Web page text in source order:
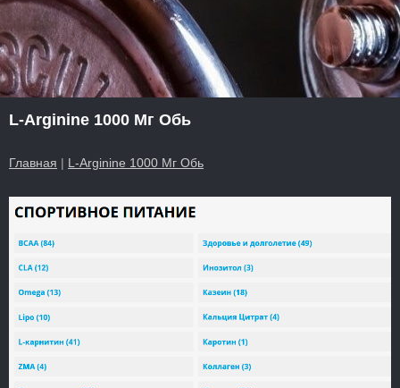
L-Arginine 1000 Мг Обь
Главная | L-Arginine 1000 Мг Обь